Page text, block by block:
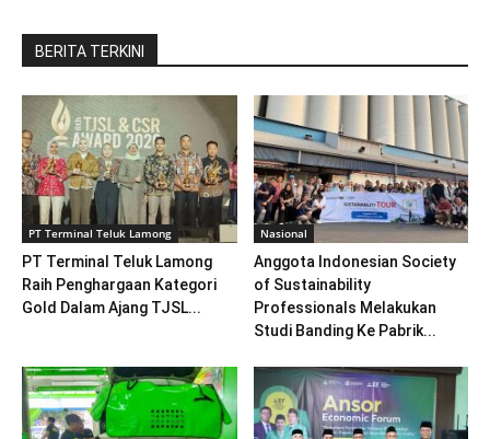
BERITA TERKINI
PT Terminal Teluk Lamong
PT Terminal Teluk Lamong
Raih Penghargaan Kategori
Gold Dalam Ajang TJSL...
Nasional
Anggota Indonesian Society
of Sustainability
Professionals Melakukan
Studi Banding Ke Pabrik...